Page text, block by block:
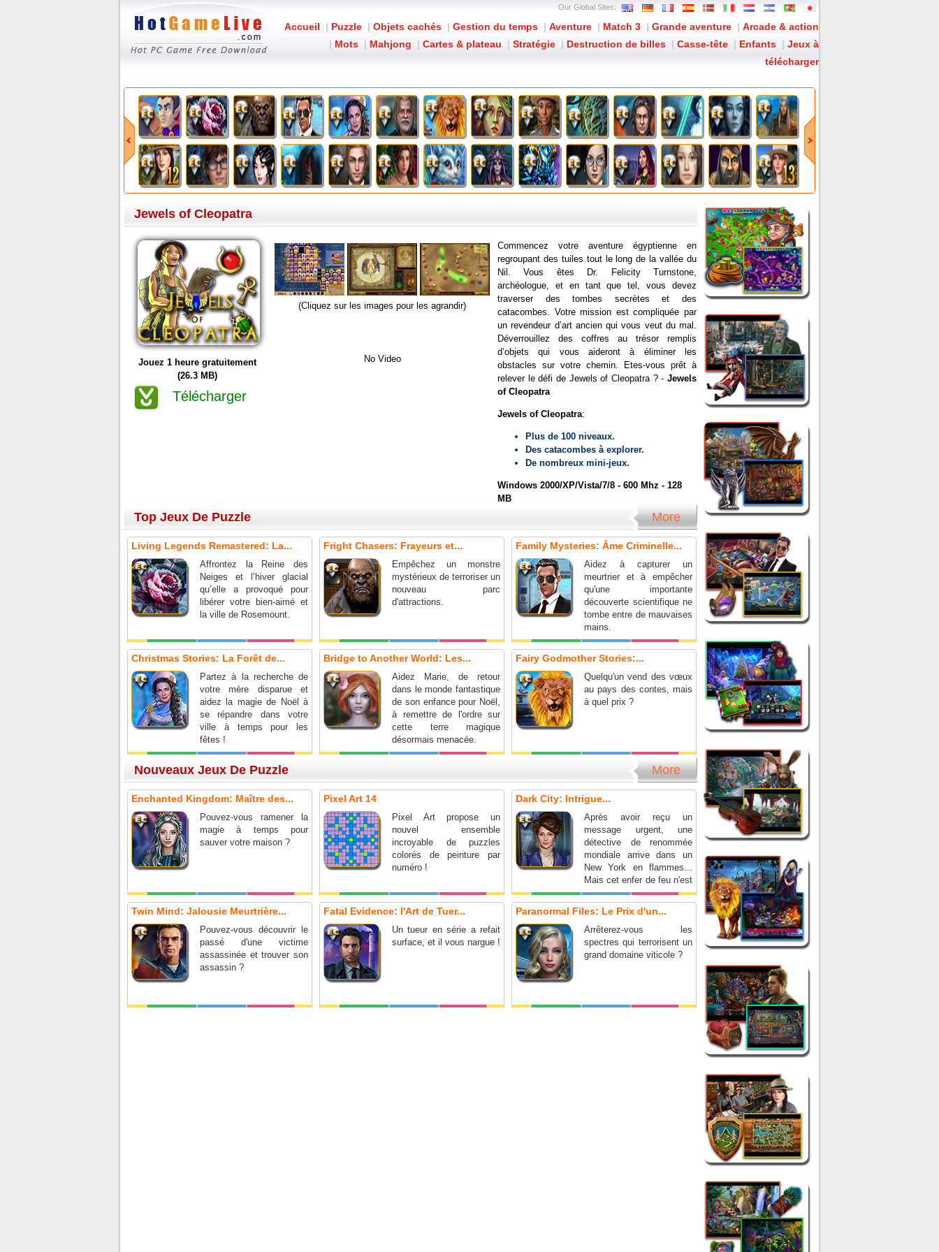
Our Global Sites:
Accueil | Puzzle | Objets cachés | Gestion du temps | Aventure | Match 3 | Grande aventure | Arcade & action
| Mots | Mahjong | Cartes & plateau | Stratégie | Destruction de billes | Casse-tête | Enfants | Jeux à
télécharger
Jewels of Cleopatra: Des tombes et catacombes à rendre fou.
Jewels of Cleopatra
Jouez 1 heure gratuitement
(26.3 MB)
Télécharger
(Cliquez sur les images pour les agrandir)
No Video
Commencez votre aventure égyptienne en
regroupant des tuiles tout le long de la vallée du
Nil. Vous êtes Dr. Felicity Turnstone,
archéologue, et en tant que tel, vous devez
traverser des tombes secrètes et des
catacombes. Votre mission est compliquée par
un revendeur d’art ancien qui vous veut du mal.
Déverrouillez des coffres au trésor remplis
d’objets qui vous aideront à éliminer les
obstacles sur votre chemin. Etes-vous prêt à
relever le défi de Jewels of Cleopatra ? - Jewels
of Cleopatra
Jewels of Cleopatra:
Plus de 100 niveaux.
Des catacombes à explorer.
De nombreux mini-jeux.
Windows 2000/XP/Vista/7/8 - 600 Mhz - 128
MB
Top Jeux De Puzzle More
Living Legends Remastered: La...
Affrontez la Reine des
Neiges et l’hiver glacial
qu’elle a provoqué pour
libérer votre bien-aimé et
la ville de Rosemount.
Fright Chasers: Frayeurs et...
Empêchez un monstre
mystérieux de terroriser un
nouveau parc
d'attractions.
Family Mysteries: Âme Criminelle...
Aidez à capturer un
meurtrier et à empêcher
qu'une importante
découverte scientifique ne
tombe entre de mauvaises
mains.
Christmas Stories: La Forêt de...
Partez à la recherche de
votre mère disparue et
aidez la magie de Noël à
se répandre dans votre
ville à temps pour les
fêtes !
Bridge to Another World: Les...
Aidez Marie, de retour
dans le monde fantastique
de son enfance pour Noël,
à remettre de l'ordre sur
cette terre magique
désormais menacée.
Fairy Godmother Stories:...
Quelqu'un vend des vœux
au pays des contes, mais
à quel prix ?
Nouveaux Jeux De Puzzle More
Enchanted Kingdom: Maître des...
Pouvez-vous ramener la
magie à temps pour
sauver votre maison ?
Pixel Art 14
Pixel Art propose un
nouvel ensemble
incroyable de puzzles
colorés de peinture par
numéro !
Dark City: Intrigue...
Après avoir reçu un
message urgent, une
détective de renommée
mondiale arrive dans un
New York en flammes...
Mais cet enfer de feu n'est
que le début !
Twin Mind: Jalousie Meurtrière...
Pouvez-vous découvrir le
passé d'une victime
assassinée et trouver son
assassin ?
Fatal Evidence: l'Art de Tuer...
Un tueur en série a refait
surface, et il vous nargue !
Paranormal Files: Le Prix d'un...
Arrêterez-vous les
spectres qui terrorisent un
grand domaine viticole ?